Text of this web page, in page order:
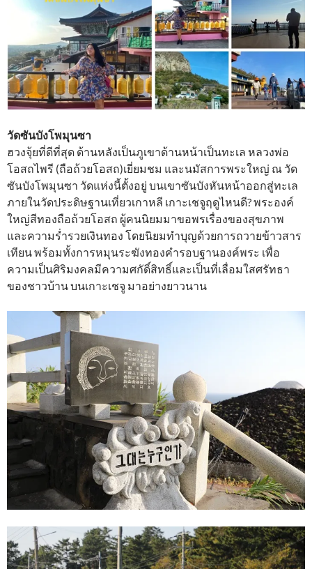
วัดซันบังโพมุนซา
ฮวงจุ้ยที่ดีที่สุด ด้านหลังเป็นภูเขาด้านหน้าเป็นทะเล หลวงพ่อ
โอสถไพรี (ถือถ้วยโอสถ)เยี่ยมชม และนมัสการพระใหญ่ ณ วัด
ซันบังโพมุนซา วัดแห่งนี้ตั้งอยู่ บนเขาซันบังหันหน้าออกสู่ทะเล
ภายในวัดประดิษฐานเที่ยวเกาหลี เกาะเชจูฤดูไหนดี? พระองค์
ใหญ่สีทองถือถ้วยโอสถ ผู้คนนิยมมาขอพรเรื่องของสุขภาพ
และความร่ำรวยเงินทอง โดยนิยมทำบุญด้วยการถวายข้าวสาร
เทียน พร้อมทั้งการหมุนระฆังทองคำรอบฐานองค์พระ เพื่อ
ความเป็นศิริมงคลมีความศกัดิ์สิทธิ์และเป็นที่เลื่อมใสศรัทธา
ของชาวบ้าน บนเกาะเชจู มาอย่างยาวนาน